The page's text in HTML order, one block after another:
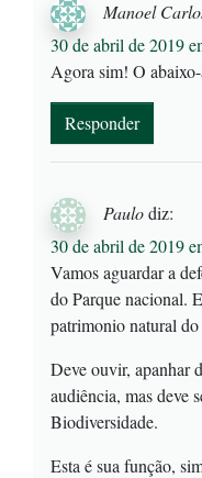
Manoel
30 de abril de 2019
Agora sim! O
Responder
Paulodiz:
30 de abril de 2019
Vamos aguardar a
do Parque nacional.
patrimonio natural
Deve ouvir, apanhar
audiência, mas deve
Biodiversidade.
Esta é sua função,